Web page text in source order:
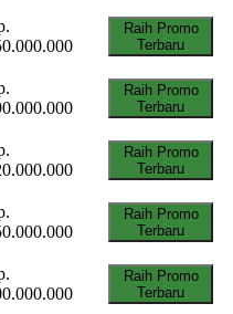
Raih Promo
Terbaru
Raih Promo
Terbaru
Raih Promo
Terbaru
Raih Promo
Terbaru
Raih Promo
Terbaru